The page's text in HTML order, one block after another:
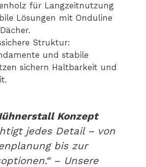
für Langzeitnutzung
Lösungen mit Onduline
Struktur:
und stabile
sichern Haltbarkeit und
Konzept
jedes Detail – von
bis zur
– Unsere